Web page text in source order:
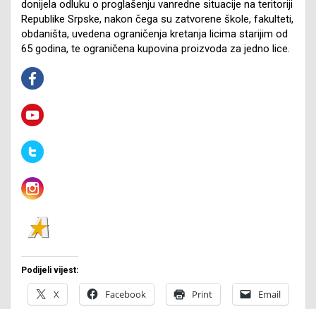
donijela odluku o proglašenju vanredne situacije na teritoriji
Republike Srpske, nakon čega su zatvorene škole, fakulteti,
obdaništa, uvedena ograničenja kretanja licima starijim od
65 godina, te ograničena kupovina proizvoda za jedno lice.
Podijeli vijest:
X Facebook Print Email